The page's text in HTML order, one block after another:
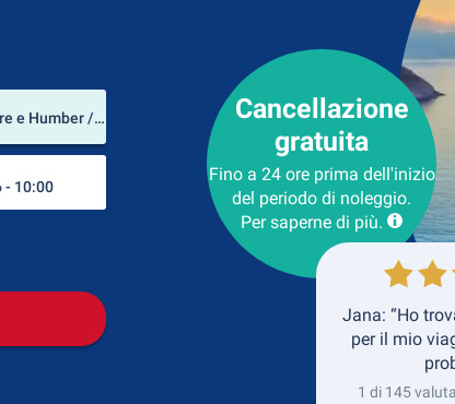
Aeroporto di Leeds-Bradford (Yorkshire e Humber / Gran Bretagna)
Luogo del noleggio
Luogo di ritorno
Ritorno
Cancellazione
gratuita
Fino a 24 ore prima dell'inizio
del periodo di noleggio.
Per saperne di più.
Jana: “Ho
per il mio
1 di 145